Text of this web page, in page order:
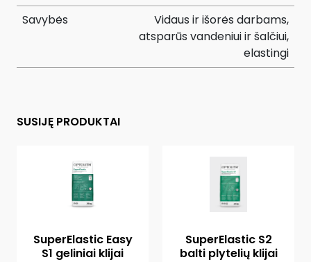
Savybės
Vidaus ir išorės darbams,
atsparūs vandeniui ir šalčiui,
elastingi
SUSIJĘ PRODUKTAI
SuperElastic Easy
S1 geliniai klijai
SuperElastic S2
balti plytelių klijai